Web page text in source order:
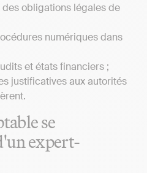
obligations légales de
numériques dans
et états financiers ;
justificatives aux autorités
se
expert-